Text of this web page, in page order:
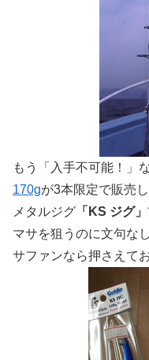
もう「入手不可能！」
170gが3本限定で販売
メタルジグ 「KS ジグ」
マサを狙うのに文句な
サファンなら押さえて